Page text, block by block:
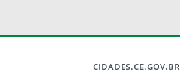
CIDADES.CE.GOV.BR